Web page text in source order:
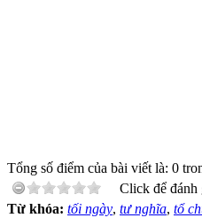
Tổng số điểm của bài viết là: 0
Click để đánh
Từ khóa: tối ngày, tư nghĩa, tổ